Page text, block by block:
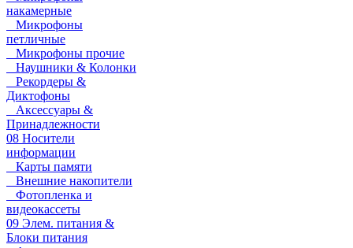
накамерные
Микрофоны
петличные
Микрофоны прочие
Наушники & Колонки
Рекордеры &
Диктофоны
Аксессуары &
Принадлежности
08 Носители
информации
Карты памяти
Внешние накопители
Фотопленка и
видеокассеты
09 Элем. питания &
Блоки питания